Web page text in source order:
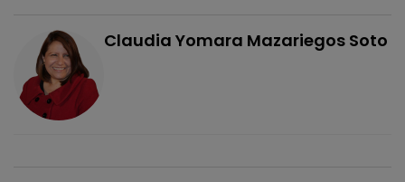
Claudia Yomara Mazariegos Soto